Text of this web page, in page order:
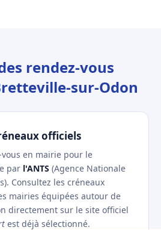
rendez-vous
sur-Odon
officiels
en mairie pour le
par l'ANTS (Agence Nationale
Consultez les créneaux
mairies équipées autour de
directement sur le site officiel
est déjà sélectionné.